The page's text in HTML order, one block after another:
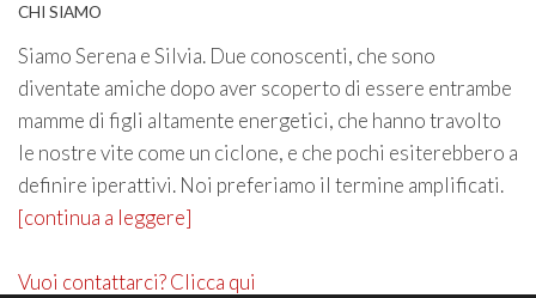
CHI SIAMO
Siamo Serena e Silvia. Due conoscenti, che sono
diventate amiche dopo aver scoperto di essere entrambe
mamme di figli altamente energetici, che hanno travolto
le nostre vite come un ciclone, e che pochi esiterebbero a
definire iperattivi. Noi preferiamo il termine amplificati.
[continua a leggere]
Vuoi contattarci? Clicca qui